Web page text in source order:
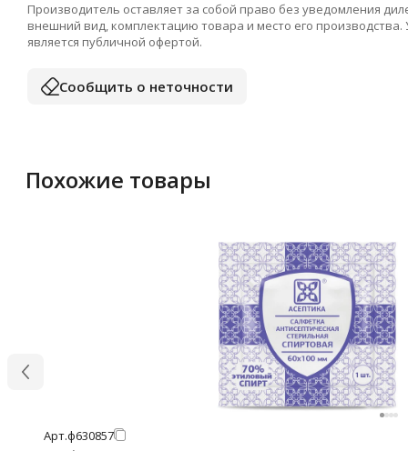
Производитель оставляет за собой право без уведомления
внешний вид, комплектацию товара и место его
является публичной офертой.
Сообщить о неточности
Похожие товары
Арт.ф630857